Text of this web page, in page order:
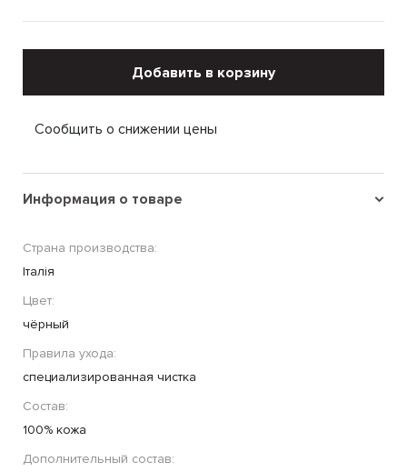
Добавить в корзину
Сообщить о снижении цены
Информация о товаре
Страна производства:
Італія
Цвет:
чёрный
Правила ухода:
специализированная чистка
Состав:
100% кожа
Дополнительный состав: